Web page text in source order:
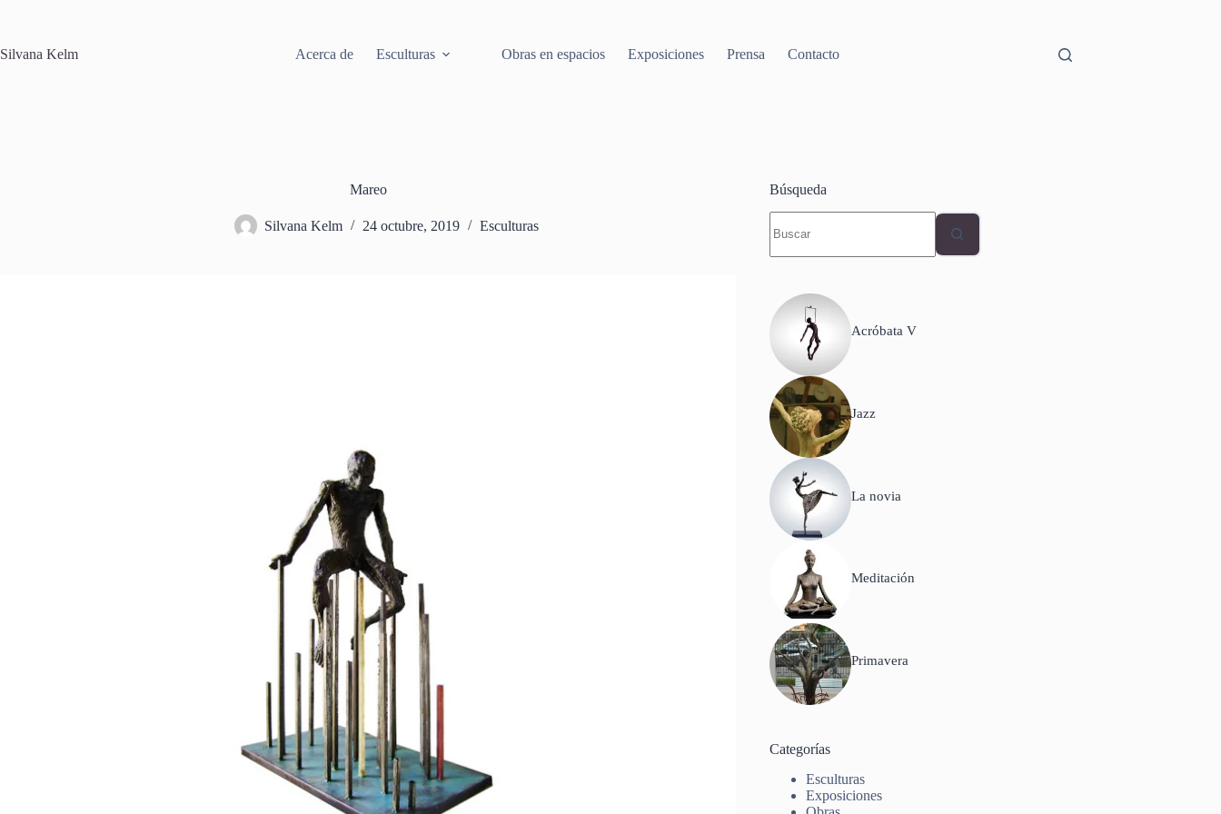
Silvana Kelm
Acerca de Esculturas Obras en espacios Exposiciones Prensa Contacto
Mareo
Silvana Kelm 24 octubre, 2019 Esculturas
Búsqueda
resultados
Acróbata V
Jazz
La novia
Meditación
Primavera
Categorías
Esculturas
Exposiciones